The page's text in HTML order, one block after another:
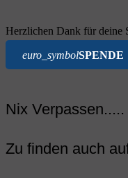
Herzlichen Dank für deine
euro_symbolSPENDE
Nix Verpassen.....
Zu finden auch